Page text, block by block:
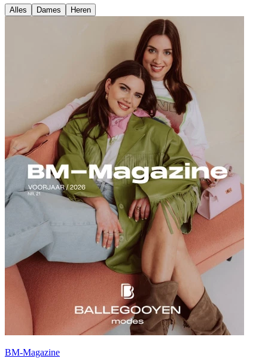
Alles Dames Heren
BM-Magazine